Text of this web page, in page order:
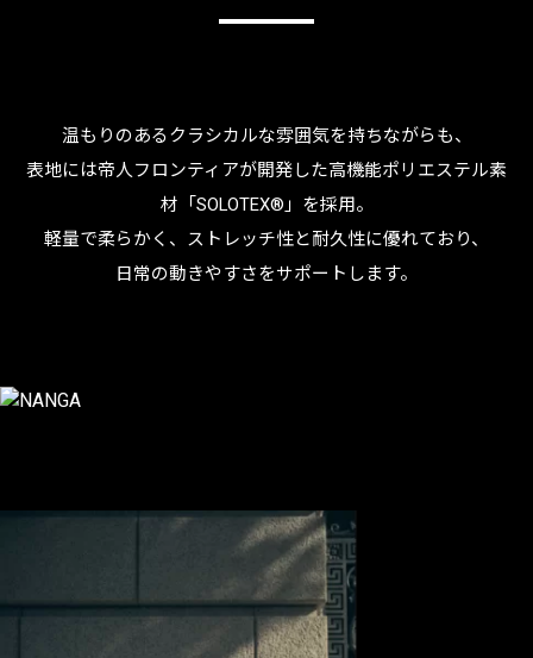
温もりのあるクラシカルな雰囲気を持ちながらも、
表地には帝人フロンティアが開発した高機能ポリエステル素
材「SOLOTEX®」を採用。
軽量で柔らかく、ストレッチ性と耐久性に優れており、
日常の動きやすさをサポートします。